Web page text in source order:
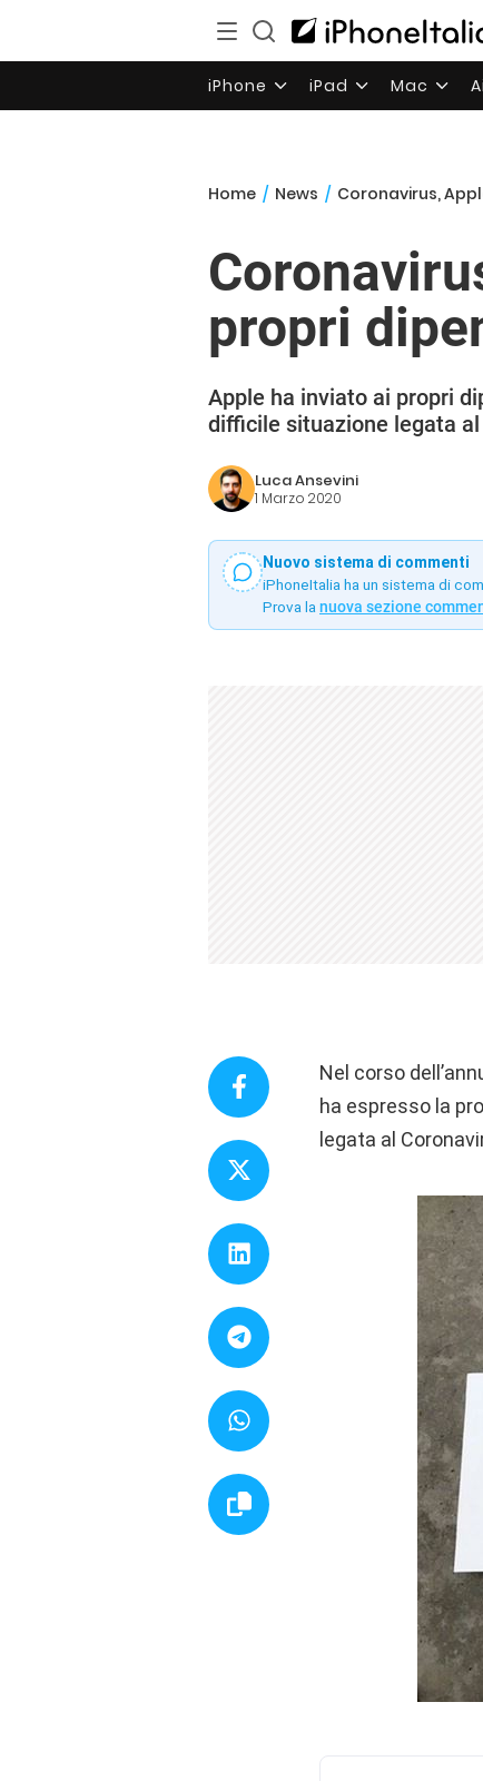
iPhone iPad Mac
Home / News / Coronavirus,
propri
Apple ha inviato ai propri
difficile situazione legata al
Luca Ansevini
1 Marzo 2020
Nuovo sistema di commenti
iPhoneItalia ha un sistema di
Prova la nuova sezione
Nel corso
ha espresso la
legata al